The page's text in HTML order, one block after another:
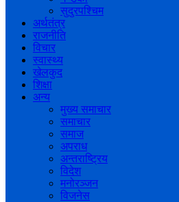
सुदुरपश्चिम
अर्थतंत्र
राजनीति
विचार
स्वास्थ्य
खेलकुद
शिक्षा
अन्य
मुख्य समाचार
समाचार
समाज
अपराध
अन्तराष्ट्रिय
विदेश
मनोरञ्जन
विजनेस